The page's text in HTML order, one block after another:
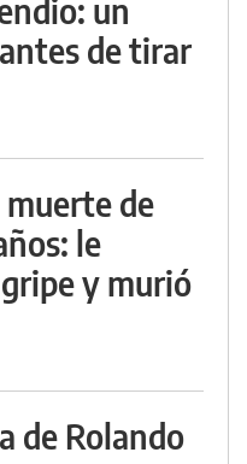
un
de tirar
de
le
y murió
de Rolando